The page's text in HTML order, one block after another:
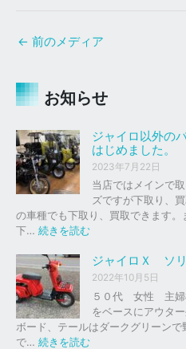
← 前のメディア
お知らせ
ジャイロ以外の
はじめました。
2023年7月22日
当店ではメインで
ズですが下取り、
の車種でも下取り、買取できます
下… 続きを読む
ャ
イ
ロ
以
外
の
ジャイロＸ ソ
2022年10月5日
５０代 女性 主婦
をベースにアウタ
ボード、テールはダークグリーン
で… 続きを読む